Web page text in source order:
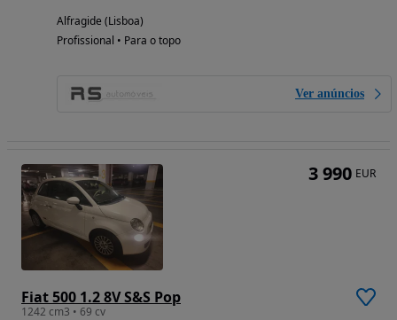
Alfragide (Lisboa)
Profissional • Para o topo
Ver anúncios
Fiat 500 1.2 8V S&S Pop
1242 cm3 • 69 cv
3 990 EUR